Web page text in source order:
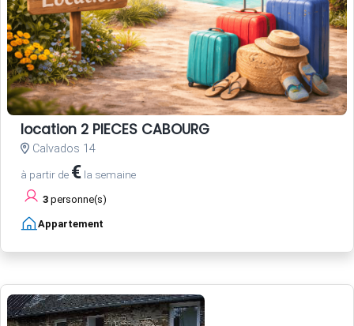
location 2 PIECES CABOURG
Calvados 14
à partir de € la semaine
3 personne(s)
Appartement